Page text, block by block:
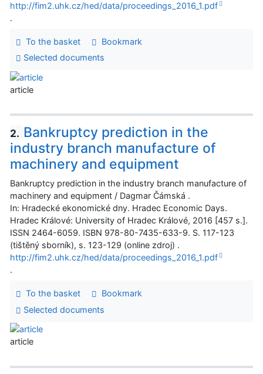
http://fim2.uhk.cz/hed/data/proceedings_2016_1.pdf
.
To the basket
Bookmark
Selected documents
article
2. Bankruptcy prediction in the
industry branch manufacture of
machinery and equipment
Bankruptcy prediction in the industry branch manufacture of
machinery and equipment / Dagmar Čámská .
In: Hradecké ekonomické dny. Hradec Economic Days.
Hradec Králové: University of Hradec Králové, 2016 [457 s.].
ISSN 2464-6059. ISBN 978-80-7435-633-9. S. 117-123
(tištěný sborník), s. 123-129 (online zdroj) .
http://fim2.uhk.cz/hed/data/proceedings_2016_1.pdf
.
To the basket
Bookmark
Selected documents
article